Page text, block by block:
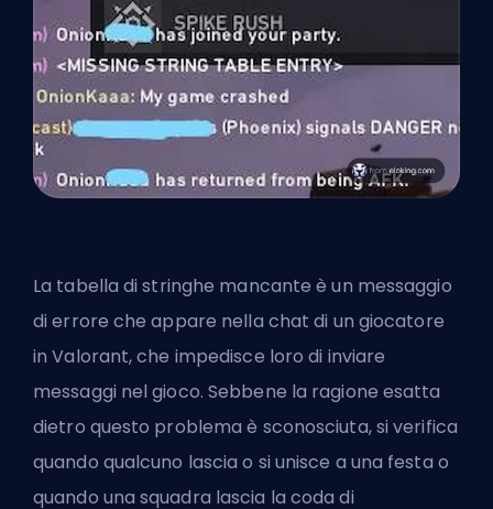
La tabella di stringhe mancante è un messaggio
di errore che appare nella chat di un giocatore
in Valorant, che impedisce loro di inviare
messaggi nel gioco. Sebbene la ragione esatta
dietro questo problema è sconosciuta, si verifica
quando qualcuno lascia o si unisce a una festa o
quando una squadra lascia la coda di